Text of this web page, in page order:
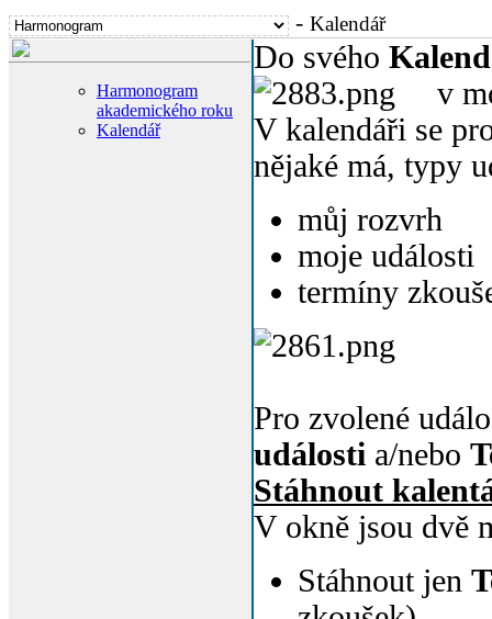
- Kalendář
Harmonogram
akademického roku
Kalendář
Do svého
v
V kalendáři se
nějaké má, typy
můj rozvrh
moje události
termíny
Pro zvolené
události a/nebo
Stáhnout
V okně jsou dvě
Stáhnout jen